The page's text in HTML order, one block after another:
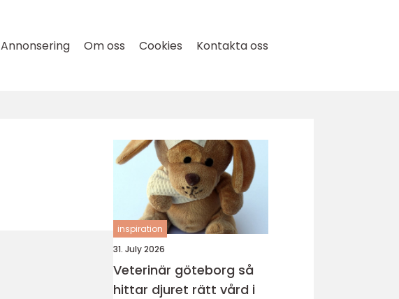
Annonsering Om oss Cookies Kontakta oss
inspiration
31. July 2026
Veterinär göteborg så
hittar djuret rätt vård i